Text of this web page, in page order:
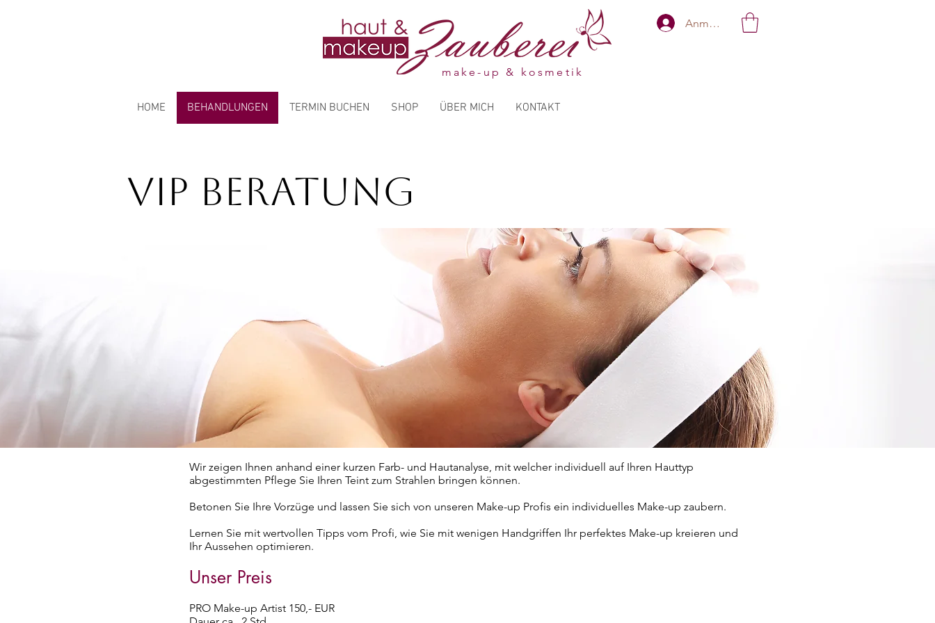
make-up & kosmetik
Anmelden
HOME BEHANDLUNGEN TERMIN BUCHEN SHOP ÜBER MICH KONTAKT
VIP Beratung
Wir zeigen Ihnen anhand einer kurzen Farb- und Hautanalyse, mit welcher individuell auf Ihren Hauttyp
abgestimmten Pflege Sie Ihren Teint zum Strahlen bringen können.
Betonen Sie Ihre Vorzüge und lassen Sie sich von unseren Make-up Profis ein individuelles Make-up zaubern.
Lernen Sie mit wertvollen Tipps vom Profi, wie Sie mit wenigen Handgriffen Ihr perfektes Make-up kreieren und
Ihr Aussehen optimieren.
Unser Preis
PRO Make-up Artist 150,- EUR